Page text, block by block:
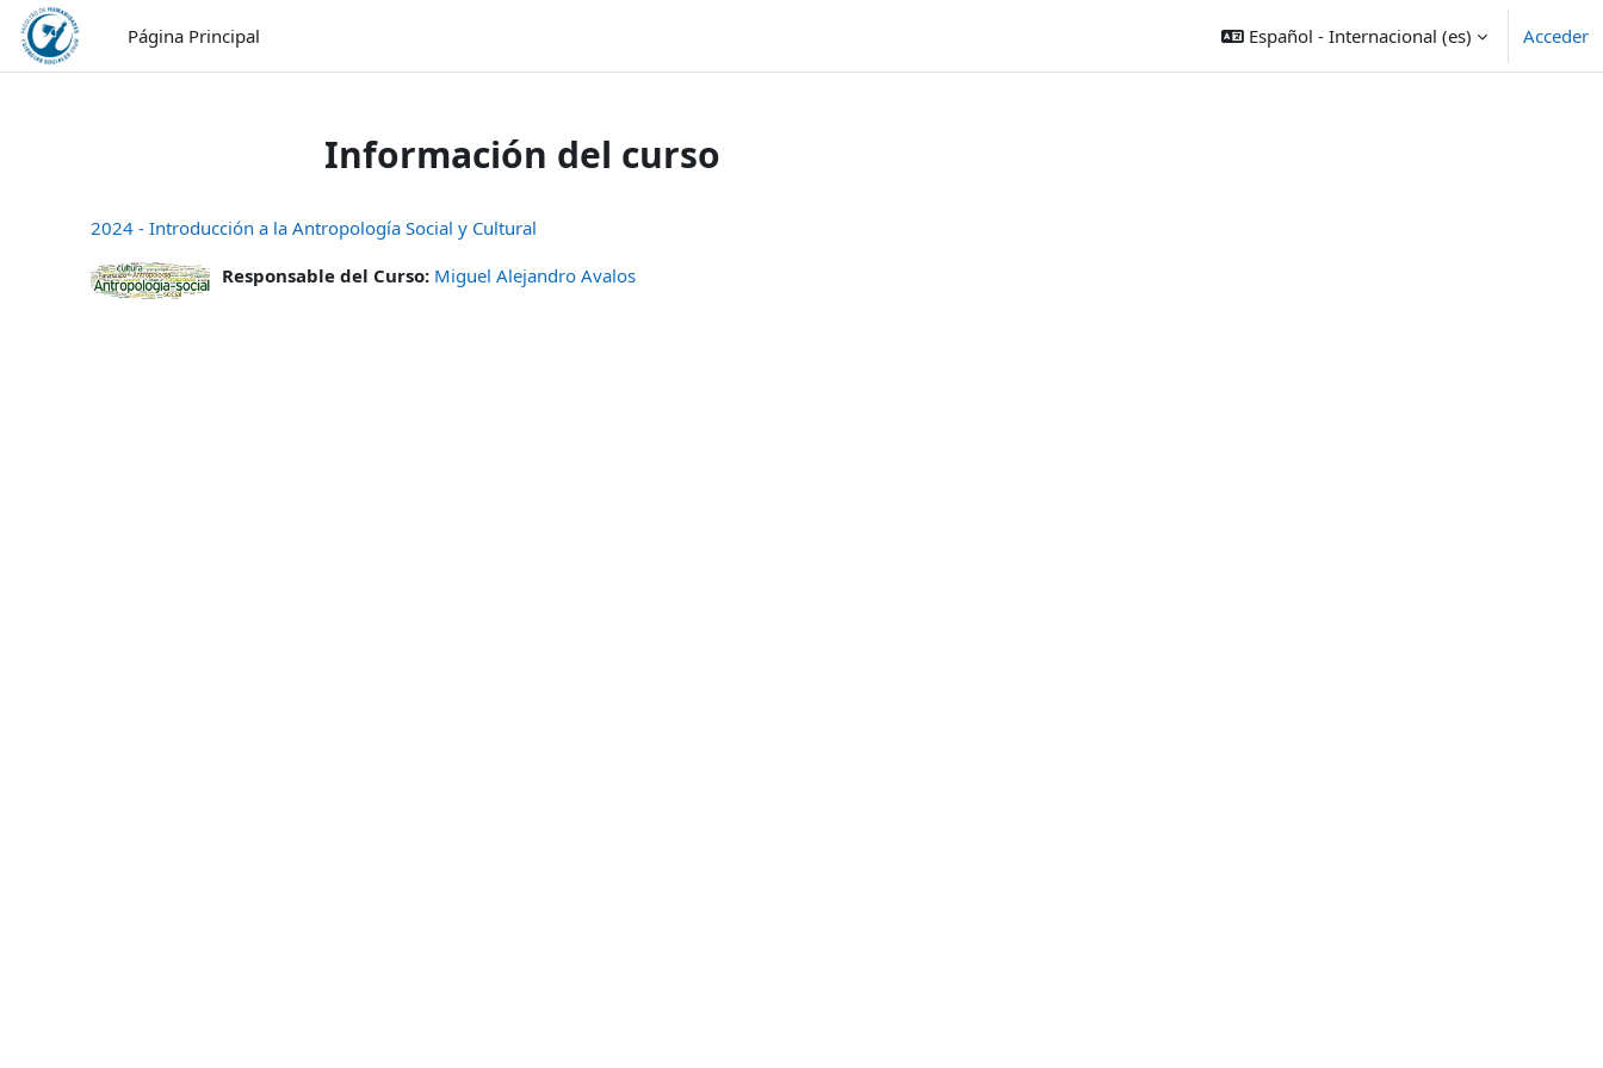
Salta al contenido principal
Página Principal
Español - Internacional ‎(es)‎ Acceder
Información del curso
2024 - Introducción a la Antropología Social y Cultural
Responsable del Curso: Miguel Alejandro Avalos